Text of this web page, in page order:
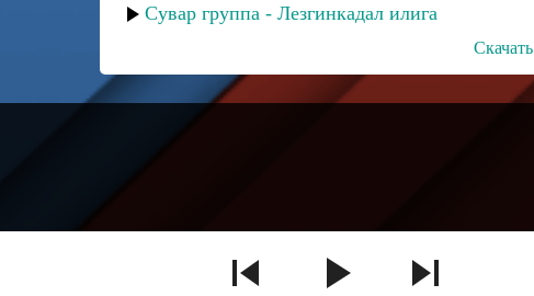
Сувар группа - Лезгинкадал илига
Скачать